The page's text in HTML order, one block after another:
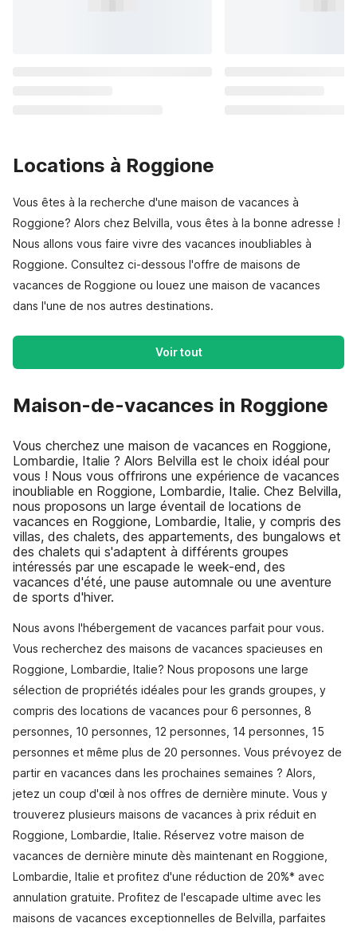
Locations à Roggione
Vous êtes à la recherche d'une maison de vacances à
Roggione? Alors chez Belvilla, vous êtes à la bonne adresse !
Nous allons vous faire vivre des vacances inoubliables à
Roggione. Consultez ci-dessous l'offre de maisons de
vacances de Roggione ou louez une maison de vacances
dans l'une de nos autres destinations.
Voir tout
Maison-de-vacances in Roggione
Vous cherchez une maison de vacances en Roggione,
Lombardie, Italie ? Alors Belvilla est le choix idéal pour
vous ! Nous vous offrirons une expérience de vacances
inoubliable en Roggione, Lombardie, Italie. Chez Belvilla,
nous proposons un large éventail de locations de
vacances en Roggione, Lombardie, Italie, y compris des
villas, des chalets, des appartements, des bungalows et
des chalets qui s'adaptent à différents groupes
intéressés par une escapade le week-end, des
vacances d'été, une pause automnale ou une aventure
de sports d'hiver.
Nous avons l'hébergement de vacances parfait pour vous.
Vous recherchez des maisons de vacances spacieuses en
Roggione, Lombardie, Italie? Nous proposons une large
sélection de propriétés idéales pour les grands groupes, y
compris des locations de vacances pour 6 personnes, 8
personnes, 10 personnes, 12 personnes, 14 personnes, 15
personnes et même plus de 20 personnes. Vous prévoyez de
partir en vacances dans les prochaines semaines ? Alors,
jetez un coup d'œil à nos offres de dernière minute. Vous y
trouverez plusieurs maisons de vacances à prix réduit en
Roggione, Lombardie, Italie. Réservez votre maison de
vacances de dernière minute dès maintenant en Roggione,
Lombardie, Italie et profitez d'une réduction de 20%* avec
annulation gratuite. Profitez de l'escapade ultime avec les
maisons de vacances exceptionnelles de Belvilla, parfaites